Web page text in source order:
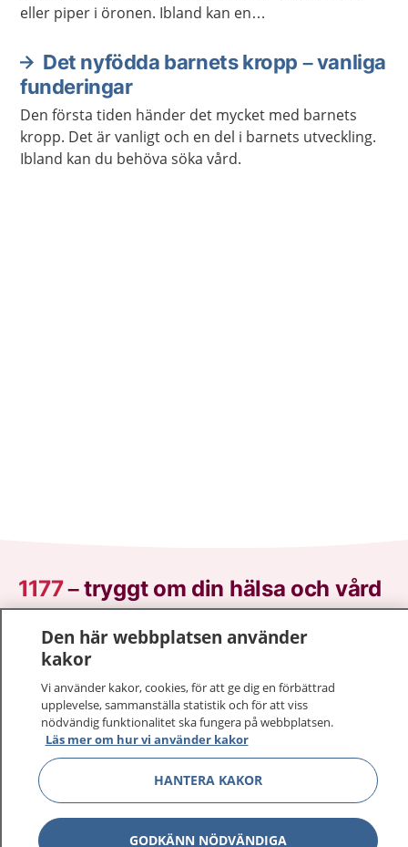
eller piper i öronen. Ibland kan en
Det nyfödda barnets kropp – vanliga
funderingar
Den första tiden händer det mycket med barnets
kropp. Det är vanligt och en del i barnets utveckling.
Ibland kan du behöva söka vård.
1177–tryggt om din hälsa och vård
På 1177.se får du råd om hälsa och information om
sjukdomar och vilka mottagningar du kan kontakta.
vårdärenden. Ring telefonnummer 1177 för
sjukvårdsrådgivning dygnet runt.
1177 ger dig råd när du vill må bättre.
Den här webbplatsen använder
kakor
Vi använder kakor, cookies, för att ge dig en förbättrad
upplevelse, sammanställa statistik och för att viss
nödvändig funktionalitet ska fungera på webbplatsen.
Läs mer om hur vi använder kakor
HANTERA KAKOR
GODKÄNN NÖDVÄNDIGA